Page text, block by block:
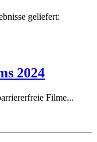
geliefert:
2024
Filme...